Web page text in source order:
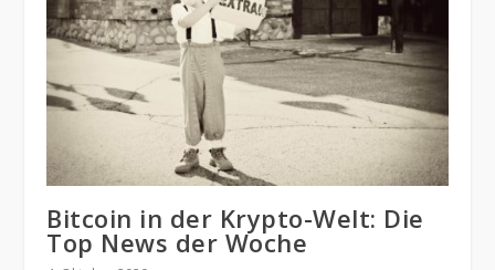
Bitcoin in der Krypto-Welt: Die
Top News der Woche